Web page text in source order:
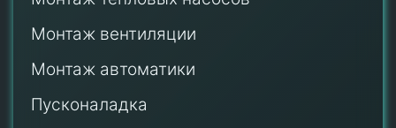
Монтаж вентиляции
Монтаж автоматики
Пусконаладка